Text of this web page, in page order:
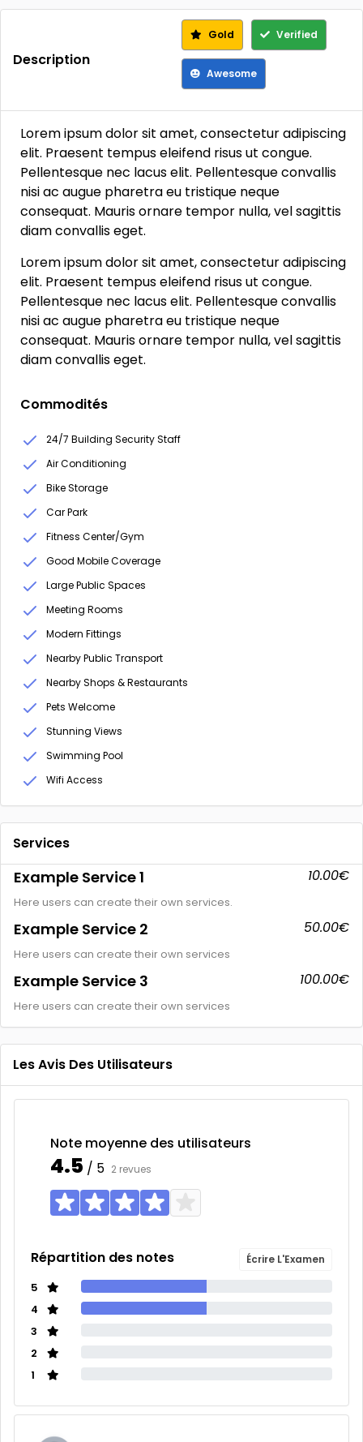
Description
Gold Verified
Awesome
Lorem ipsum dolor sit amet, consectetur adipiscing
elit. Praesent tempus eleifend risus ut congue.
Pellentesque nec lacus elit. Pellentesque convallis
nisi ac augue pharetra eu tristique neque
consequat. Mauris ornare tempor nulla, vel sagittis
diam convallis eget.
Lorem ipsum dolor sit amet, consectetur adipiscing
elit. Praesent tempus eleifend risus ut congue.
Pellentesque nec lacus elit. Pellentesque convallis
nisi ac augue pharetra eu tristique neque
consequat. Mauris ornare tempor nulla, vel sagittis
diam convallis eget.
Commodités
24/7 Building Security Staff
Air Conditioning
Bike Storage
Car Park
Fitness Center/Gym
Good Mobile Coverage
Large Public Spaces
Meeting Rooms
Modern Fittings
Nearby Public Transport
Nearby Shops & Restaurants
Pets Welcome
Stunning Views
Swimming Pool
Wifi Access
Services
Example Service 1 10.00€
Here users can create their own services.
Example Service 2 50.00€
Here users can create their own services
Example Service 3 100.00€
Here users can create their own services
Les Avis Des Utilisateurs
Note moyenne des utilisateurs
4.5 / 5 2 revues
Écrire L'Examen
Répartition des notes
5
4
3
2
1